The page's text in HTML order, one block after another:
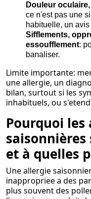
Douleur
ce n'est pas une
habituelle, un
Sifflements,
essoufflement:
banaliser.
Limite importante:
une allergie, un
bilan, surtout si les
inhabituels, ou
Pourquoi les
et à quelles
Une allergie
inappropriee a des
plus souvent des